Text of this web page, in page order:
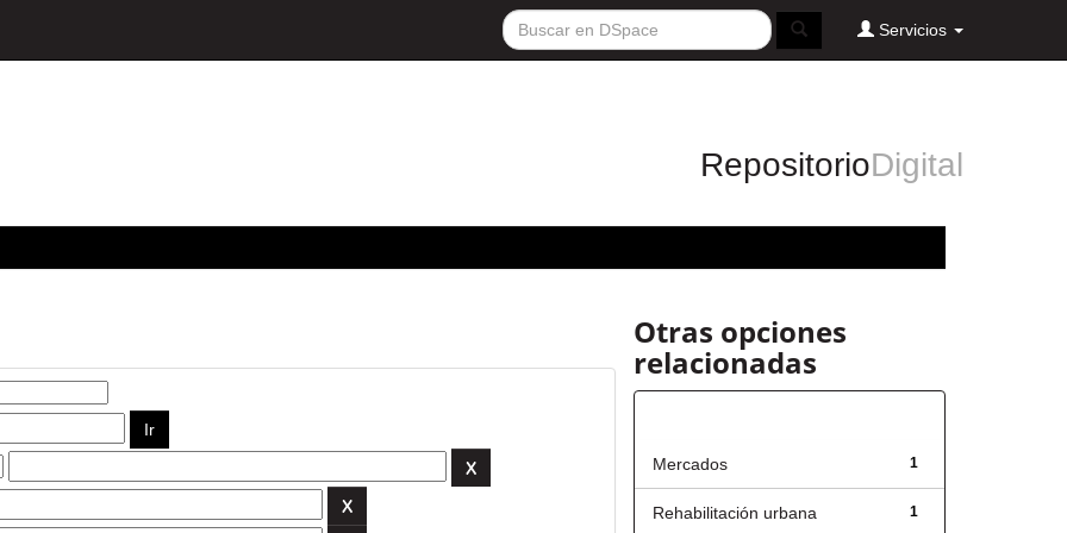
Servicios
RepositorioDigital
Otras opciones
relacionadas
1
Mercados
1
Rehabilitación urbana